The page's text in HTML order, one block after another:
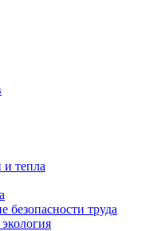
и тепла
безопасности труда